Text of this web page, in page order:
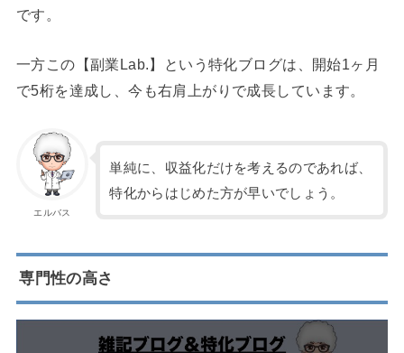
です。
一方この【副業Lab.】という特化ブログは、開始1ヶ月
で5桁を達成し、今も右肩上がりで成長しています。
エルバス
単純に、収益化だけを考えるのであれば、
特化からはじめた方が早いでしょう。
専門性の高さ